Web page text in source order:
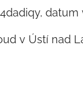
datum
v Ústí nad